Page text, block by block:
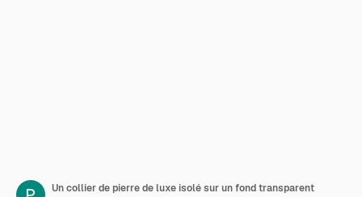
Un collier de pierre de luxe isolé sur un fond transparent